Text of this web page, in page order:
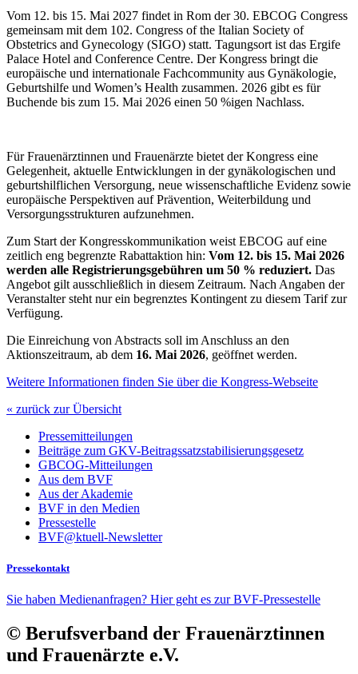
Vom 12. bis 15. Mai 2027 findet in Rom der 30. EBCOG Congress
gemeinsam mit dem 102. Congress of the Italian Society of
Obstetrics and Gynecology (SIGO) statt. Tagungsort ist das Ergife
Palace Hotel and Conference Centre. Der Kongress bringt die
europäische und internationale Fachcommunity aus Gynäkologie,
Geburtshilfe und Women’s Health zusammen. 2026 gibt es für
Buchende bis zum 15. Mai 2026 einen 50 %igen Nachlass.
Für Frauenärztinnen und Frauenärzte bietet der Kongress eine
Gelegenheit, aktuelle Entwicklungen in der gynäkologischen und
geburtshilflichen Versorgung, neue wissenschaftliche Evidenz sowie
europäische Perspektiven auf Prävention, Weiterbildung und
Versorgungsstrukturen aufzunehmen.
Zum Start der Kongresskommunikation weist EBCOG auf eine
zeitlich eng begrenzte Rabattaktion hin: Vom 12. bis 15. Mai 2026
werden alle Registrierungsgebühren um 50 % reduziert. Das
Angebot gilt ausschließlich in diesem Zeitraum. Nach Angaben der
Veranstalter steht nur ein begrenztes Kontingent zu diesem Tarif zur
Verfügung.
Die Einreichung von Abstracts soll im Anschluss an den
Aktionszeitraum, ab dem 16. Mai 2026, geöffnet werden.
Weitere Informationen finden Sie über die Kongress-Webseite
« zurück zur Übersicht
Pressemitteilungen
Beiträge zum GKV-Beitragssatzstabilisierungsgesetz
GBCOG-Mitteilungen
Aus dem BVF
Aus der Akademie
BVF in den Medien
Pressestelle
BVF@ktuell-Newsletter
Pressekontakt
Sie haben Medienanfragen? Hier geht es zur BVF-Pressestelle
© Berufsverband der Frauenärztinnen
und Frauenärzte e.V.